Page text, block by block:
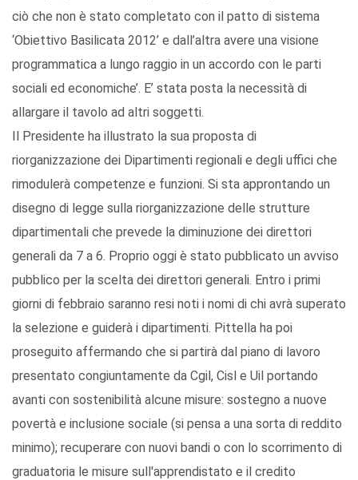
ciò che non è stato completato con il patto di sistema
‘Obiettivo Basilicata 2012’ e dall’altra avere una visione
programmatica a lungo raggio in un accordo con le parti
sociali ed economiche’. E’ stata posta la necessità di
allargare il tavolo ad altri soggetti.
Il Presidente ha illustrato la sua proposta di
riorganizzazione dei Dipartimenti regionali e degli uffici che
rimodulerà competenze e funzioni. Si sta approntando un
disegno di legge sulla riorganizzazione delle strutture
dipartimentali che prevede la diminuzione dei direttori
generali da 7 a 6. Proprio oggi è stato pubblicato un avviso
pubblico per la scelta dei direttori generali. Entro i primi
giorni di febbraio saranno resi noti i nomi di chi avrà superato
la selezione e guiderà i dipartimenti. Pittella ha poi
proseguito affermando che si partirà dal piano di lavoro
presentato congiuntamente da Cgil, Cisl e Uil portando
avanti con sostenibilità alcune misure: sostegno a nuove
povertà e inclusione sociale (si pensa a una sorta di reddito
minimo); recuperare con nuovi bandi o con lo scorrimento di
graduatoria le misure sull'apprendistato e il credito